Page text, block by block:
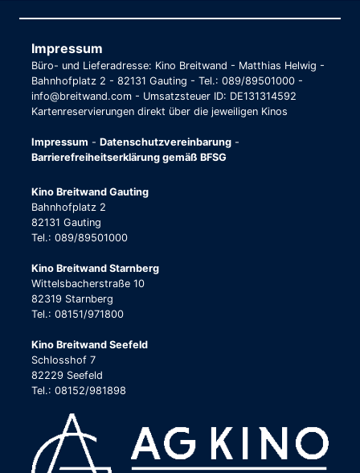
Impressum
Büro- und Lieferadresse: Kino Breitwand - Matthias Helwig -
Bahnhofplatz 2 - 82131 Gauting - Tel.: 089/89501000 -
info@breitwand.com - Umsatzsteuer ID: DE131314592
Kartenreservierungen direkt über die jeweiligen Kinos
Impressum - Datenschutzvereinbarung -
Barrierefreiheitserklärung gemäß BFSG
Kino Breitwand Gauting
Bahnhofplatz 2
82131 Gauting
Tel.: 089/89501000
Kino Breitwand Starnberg
Wittelsbacherstraße 10
82319 Starnberg
Tel.: 08151/971800
Kino Breitwand Seefeld
Schlosshof 7
82229 Seefeld
Tel.: 08152/981898